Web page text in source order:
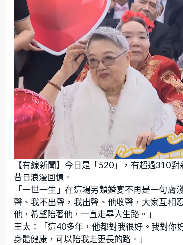
U
n
m
u
t
e
1
9
.
8
3
%
【有線新聞】今日是「520」，有超過310
昔日浪漫回憶。
「一世一生」在這場另類婚宴不再是一句
聲、我不出聲，我出聲、他收聲，大家互相
他，希望陪著他，一直走畢人生路。」
王太：「這40多年，他都對我很好。我對你
身體健康，可以陪我走更長的路。」